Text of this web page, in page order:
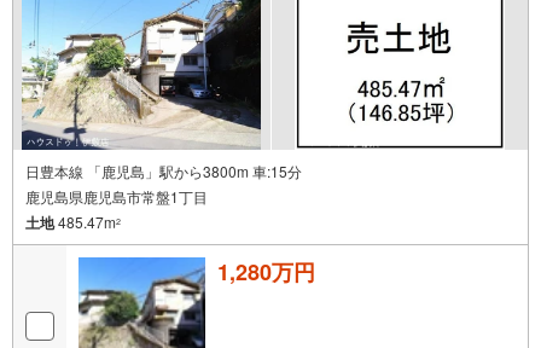
通
知
を
受
け
取
る
・
を
日豊本線 「鹿児島」駅から3800m 車:15分
鹿児島県鹿児島市常盤1丁目
土地485.47m2
1,280万円